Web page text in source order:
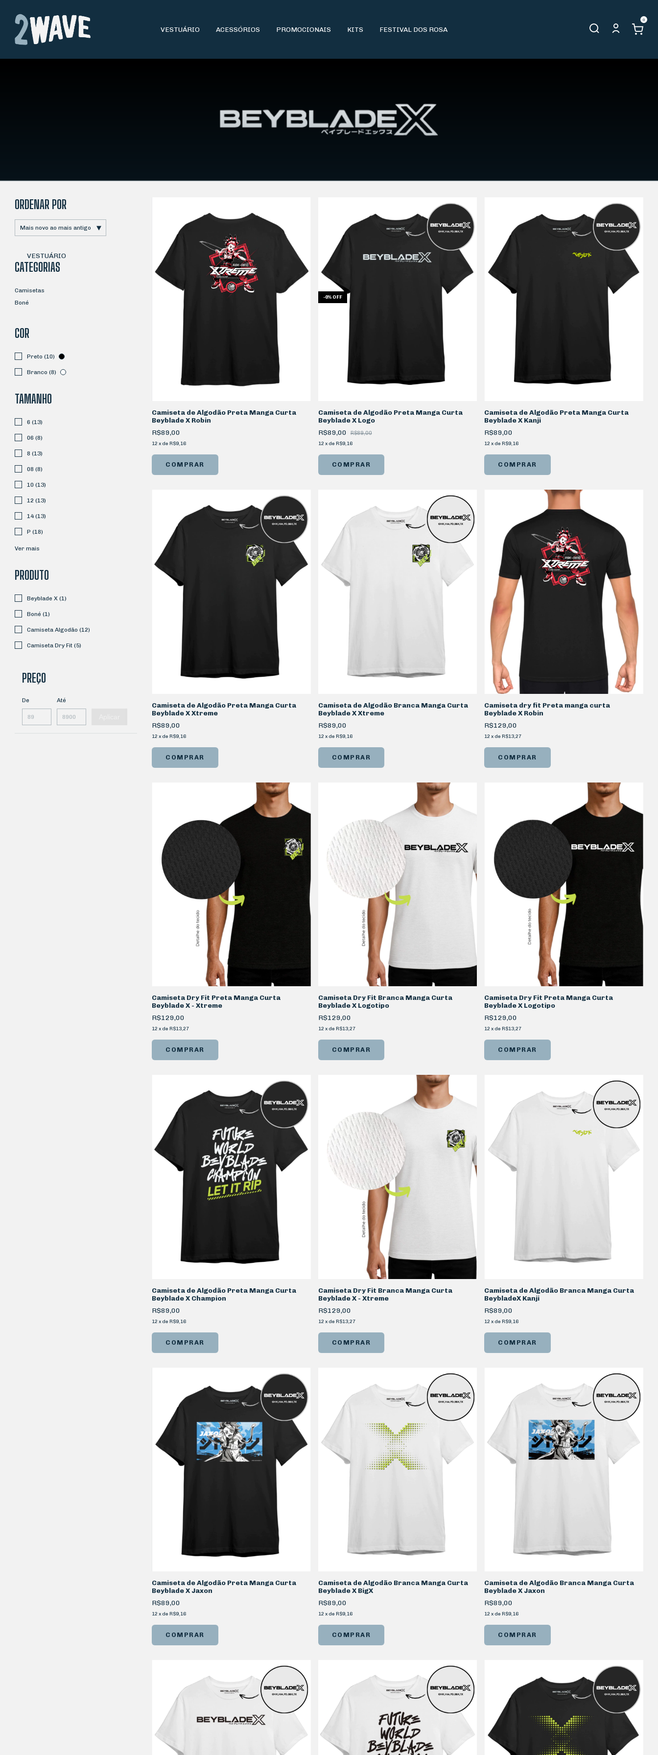
VESTUÁRIO ACESSÓRIOS PROMOCIONAIS KITS FESTIVAL DOS ROSA
0
ORDENAR POR
VESTUÁRIO
CATEGORIAS
Camisetas
Boné
COR
Preto (10)
Branco (8)
TAMANHO
6 (13)
06 (8)
8 (13)
08 (8)
10 (13)
12 (13)
14 (13)
P (18)
Ver mais
PRODUTO
Beyblade X (1)
Boné (1)
Camiseta Algodão (12)
Camiseta Dry Fit (5)
PREÇO
De Até
Camiseta de Algodão Preta Manga Curta
Beyblade X Robin
R$89,00
12 x de R$9,16
COMPRAR
-0% OFF
Camiseta de Algodão Preta Manga Curta
Beyblade X Logo
R$89,00
R$89,00
12 x de R$9,16
COMPRAR
Camiseta de Algodão Preta Manga Curta
Beyblade X Kanji
R$89,00
12 x deR$9,16
COMPRAR
Camiseta de Algodão Preta Manga Curta
Beyblade X Xtreme
R$89,00
12 x de R$9,16
COMPRAR
Camiseta de Algodão Branca Manga Curta
Beyblade X Xtreme
R$89,00
12 x de R$9,16
COMPRAR
Camiseta dry fit Preta manga curta
Beyblade X Robin
R$129,00
12 x deR$13,27
COMPRAR
Camiseta Dry Fit Preta Manga Curta
Beyblade X - Xtreme
R$129,00
12 x de R$13,27
COMPRAR
Camiseta Dry Fit Branca Manga Curta
Beyblade X Logotipo
R$129,00
12 x de R$13,27
COMPRAR
Camiseta Dry Fit Preta Manga Curta
Beyblade X Logotipo
R$129,00
12 x deR$13,27
COMPRAR
Camiseta de Algodão Preta Manga Curta
Beyblade X Champion
R$89,00
12 x de R$9,16
COMPRAR
Camiseta Dry Fit Branca Manga Curta
Beyblade X - Xtreme
R$129,00
12 x de R$13,27
COMPRAR
Camiseta de Algodão Branca Manga Curta
BeybladeX Kanji
R$89,00
12 x deR$9,16
COMPRAR
Camiseta de Algodão Preta Manga Curta
Beyblade X Jaxon
R$89,00
12 x de R$9,16
COMPRAR
Camiseta de Algodão Branca Manga Curta
Beyblade X BigX
R$89,00
12 x de R$9,16
COMPRAR
Camiseta de Algodão Branca Manga Curta
Beyblade X Jaxon
R$89,00
12 x de R$9,16
COMPRAR